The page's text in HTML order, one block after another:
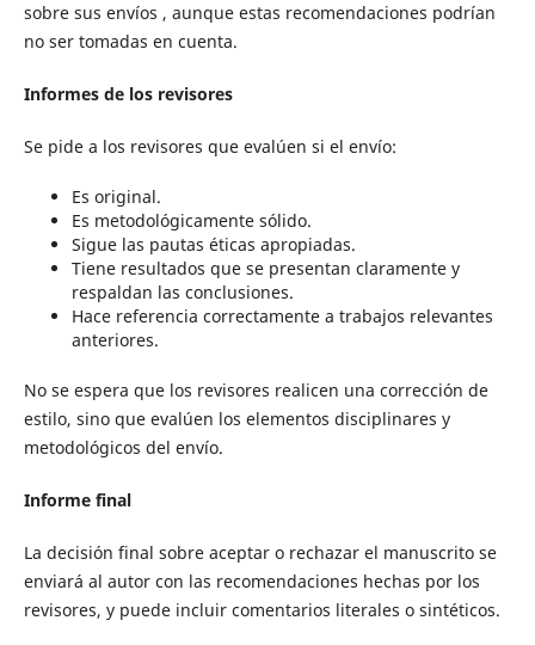
sobre sus envíos , aunque estas recomendaciones podrían
no ser tomadas en cuenta.
Informes de los revisores
Se pide a los revisores que evalúen si el envío:
Es original.
Es metodológicamente sólido.
Sigue las pautas éticas apropiadas.
Tiene resultados que se presentan claramente y
respaldan las conclusiones.
Hace referencia correctamente a trabajos relevantes
anteriores.
No se espera que los revisores realicen una corrección de
estilo, sino que evalúen los elementos disciplinares y
metodológicos del envío.
Informe final
La decisión final sobre aceptar o rechazar el manuscrito se
enviará al autor con las recomendaciones hechas por los
revisores, y puede incluir comentarios literales o sintéticos.